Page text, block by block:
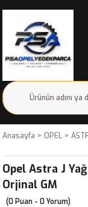
Anasayfa OPEL
Opel Astra J
Orjinal GM
(0 Puan - 0 Yorum)